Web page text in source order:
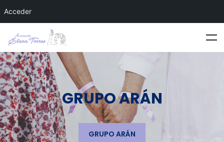
GRUPO ARÁN
GRUPO ARÁN
Acceder